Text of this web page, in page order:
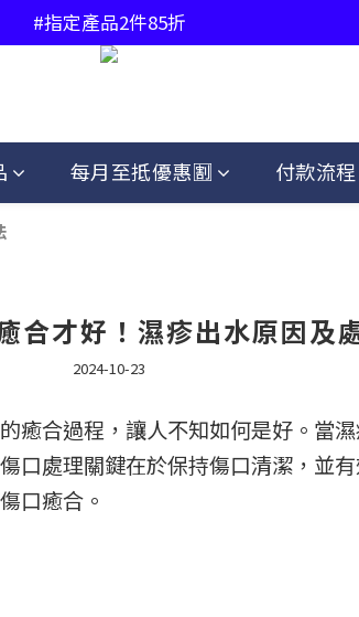
國香港地區購物滿$450免運費
香港地區購物滿$450免運費
每月至抵優惠🈹 付款流程
合才好！濕疹出水原因及
2024-10-23
癒合過程，讓人不知如何是好。當
口處理關鍵在於保持傷口清潔，並
口癒合。